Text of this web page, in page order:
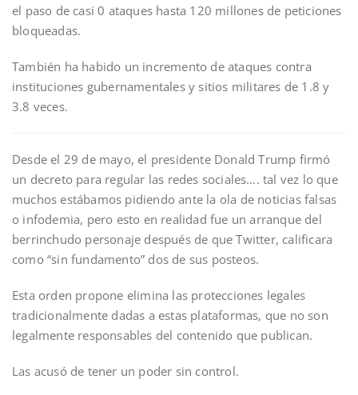
el paso de casi 0 ataques hasta 120 millones de peticiones
bloqueadas.
También ha habido un incremento de ataques contra
instituciones gubernamentales y sitios militares de 1.8 y
3.8 veces.
Desde el 29 de mayo, el presidente Donald Trump firmó
un decreto para regular las redes sociales…. tal vez lo que
muchos estábamos pidiendo ante la ola de noticias falsas
o infodemia, pero esto en realidad fue un arranque del
berrinchudo personaje después de que Twitter, calificara
como “sin fundamento” dos de sus posteos.
Esta orden propone elimina las protecciones legales
tradicionalmente dadas a estas plataformas, que no son
legalmente responsables del contenido que publican.
Las acusó de tener un poder sin control.